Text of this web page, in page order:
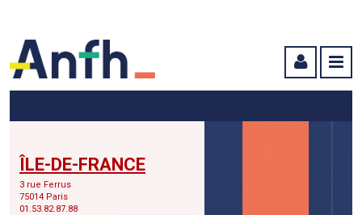
ÎLE-DE-FRANCE
3 rue Ferrus
75014 Paris
01.53.82.87.88